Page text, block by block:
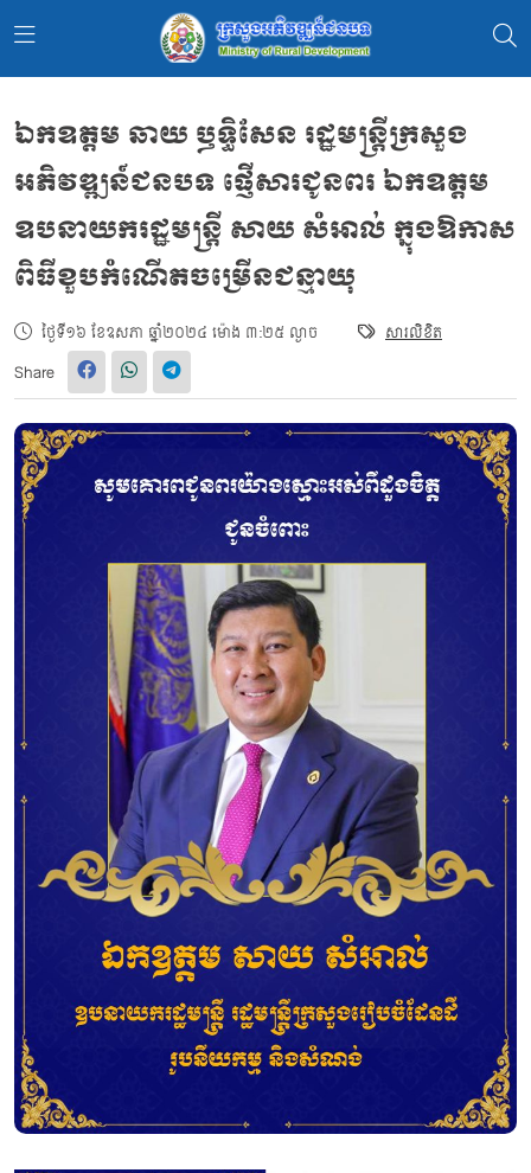
ឯកឧត្តម ឆាយ ឫទ្ធិសែន រដ្ឋមន្ត្រីក្រសួង
អភិវឌ្ឍន៍ជនបទ ផ្ញើសារជូនពរ ឯកឧត្តម
ឧបនាយករដ្ឋមន្ដ្រី សាយ សំអាល់ ក្នុងឱកាស
ពិធីខួបកំណើតចម្រើនជន្មាយុ
ថ្ងៃទី១៦ ខែឧសភា ឆ្នាំ២០២៤ ម៉ោង ៣:២៥ ល្ងាច សារលិខិត
Share